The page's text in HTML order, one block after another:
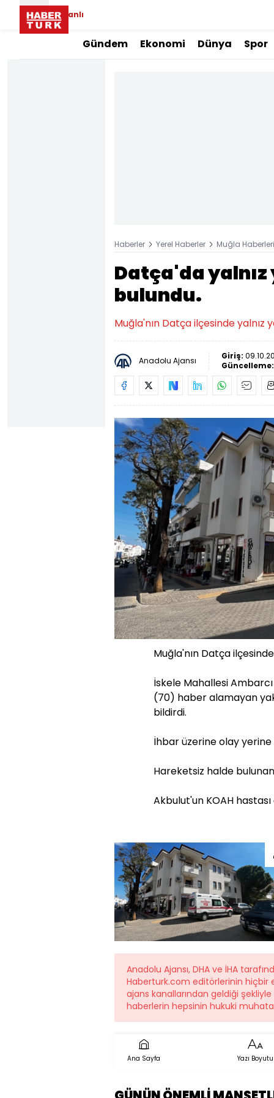
Canlı
Gündem Ekonomi Dünya Spor
Haberler Yerel Haberler Muğla Haberleri
Datça'da
bulundu.
Muğla'nın Datça ilçesinde yalnız
Anadolu Ajansı Giriş:
Güncelleme:
Muğla'nın Datça
İskele Mahallesi
(70) haber alamayan
bildirdi.
İhbar üzerine olay yerine
Hareketsiz halde
Akbulut'un KOAH
Anadolu Ajansı, DHA ve İHA
Haberturk.com editörlerinin
ajans kanallarından geldiği
haberlerin hepsinin hukuki
Ana Sayfa Yazı Boyutu